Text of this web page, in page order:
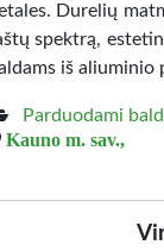
Durelių
spektrą,
iš
Parduodami
Kauno m. sav.,